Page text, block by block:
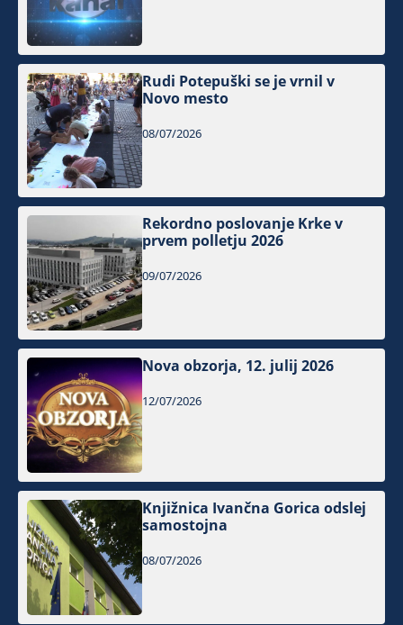
Rudi Potepuški se je vrnil v
Novo mesto
08/07/2026
Rekordno poslovanje Krke v
prvem polletju 2026
09/07/2026
Nova obzorja, 12. julij 2026
12/07/2026
Knjižnica Ivančna Gorica odslej
samostojna
08/07/2026